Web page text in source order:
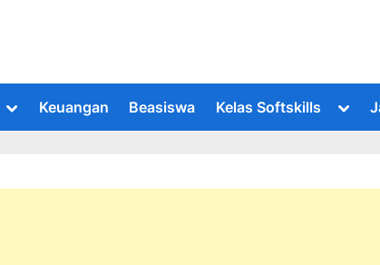
Toggle
menu
Keuangan Beasiswa Kelas Softskills
menu